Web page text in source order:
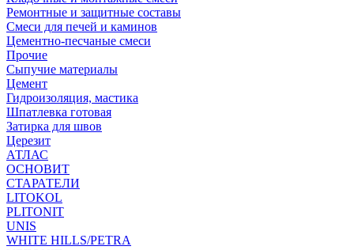
Ремонтные и защитные составы
Смеси для печей и каминов
Цементно-песчаные смеси
Прочие
Сыпучие материалы
Цемент
Гидроизоляция, мастика
Шпатлевка готовая
Затирка для швов
Церезит
АТЛАС
ОСНОВИТ
СТАРАТЕЛИ
LITOKOL
PLITONIT
UNIS
WHITE HILLS/PETRA